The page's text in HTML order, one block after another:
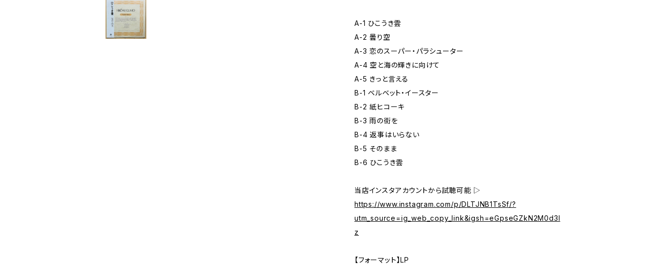
A-1 ひこうき雲
A-2 曇り空
A-3 恋のスーパー・パラシューター
A-4 空と海の輝きに向けて
A-5 きっと言える
B-1 ベルベット・イースター
B-2 紙ヒコーキ
B-3 雨の街を
B-4 返事はいらない
B-5 そのまま
B-6 ひこうき雲
当店インスタアカウントから試聴可能 ▷
https://www.instagram.com/p/DLTJNB1TsSf/?
utm_source=ig_web_copy_link&igsh=eGpseGZkN2M0d3I
z
【フォーマット】LP